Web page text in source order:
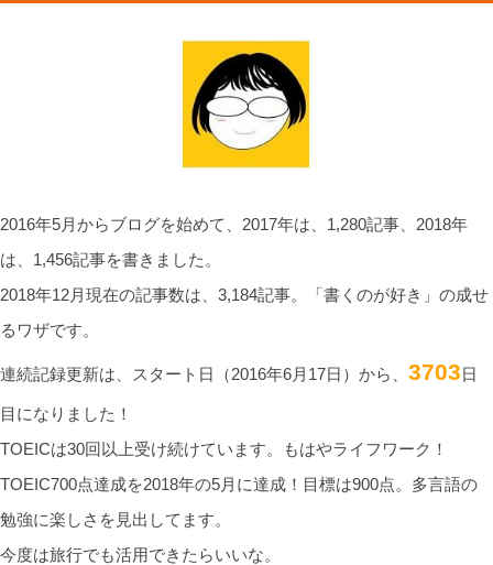
2016年5月からブログを始めて、2017年は、1,280記事、2018年
は、1,456記事を書きました。
2018年12月現在の記事数は、3,184記事。「書くのが好き」の成せ
るワザです。
連続記録更新は、スタート日（2016年6月17日）から、 3703日
目になりました！
TOEICは30回以上受け続けています。もはやライフワーク！
TOEIC700点達成を2018年の5月に達成！目標は900点。多言語の
勉強に楽しさを見出してます。
今度は旅行でも活用できたらいいな。